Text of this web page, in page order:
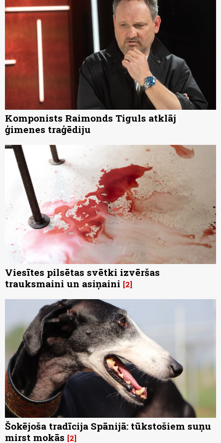
Komponists Raimonds Tiguls atklāj
ģimenes traģēdiju
Viesītes pilsētas svētki izvēršas
trauksmaini un asiņaini 2
Šokējoša tradīcija Spānijā: tūkstošiem suņu
mirst mokās 2